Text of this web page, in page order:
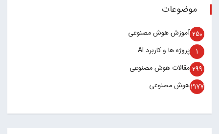
موضوعات
آموزش هوش مصنوعی 250
پروژه ها و کاربرد AI 1
مقالات هوش مصنوعی 299
هوش مصنوعی2177